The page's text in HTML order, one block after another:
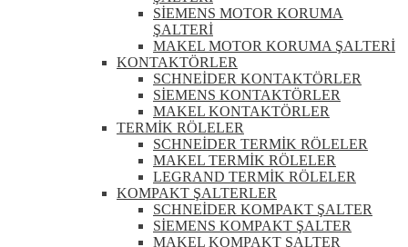
SİEMENS MOTOR KORUMA
ŞALTERİ
MAKEL MOTOR KORUMA ŞALTERİ
KONTAKTÖRLER
SCHNEİDER KONTAKTÖRLER
SİEMENS KONTAKTÖRLER
MAKEL KONTAKTÖRLER
TERMİK RÖLELER
SCHNEİDER TERMİK RÖLELER
MAKEL TERMİK RÖLELER
LEGRAND TERMİK RÖLELER
KOMPAKT ŞALTERLER
SCHNEİDER KOMPAKT ŞALTER
SİEMENS KOMPAKT ŞALTER
MAKEL KOMPAKT ŞALTER